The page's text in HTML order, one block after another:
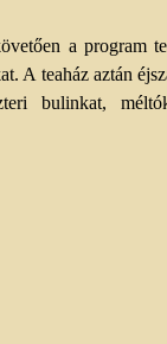
a program
A teaház aztán
bulinkat,